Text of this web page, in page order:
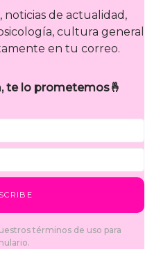
noticias de actualidad,
cultura general
en tu correo.
te lo prometemos🤞
términos de uso para